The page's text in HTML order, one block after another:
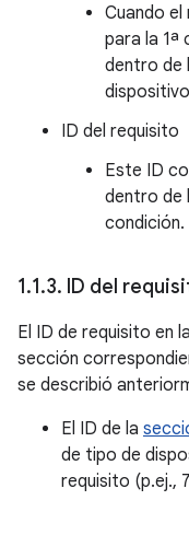
Cuando el
para la 1ª
dentro de
ID del requisito
Este ID
dentro de
condición.
1.1.3. ID del
El ID de requisito en la
sección
se describió
El ID de la
de tipo de
requisito (p.ej.,